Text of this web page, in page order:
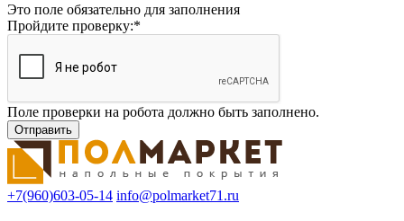
Это поле обязательно для заполнения
Пройдите проверку:*
Поле проверки на робота должно быть заполнено.
+7(960)603-05-14 info@polmarket71.ru